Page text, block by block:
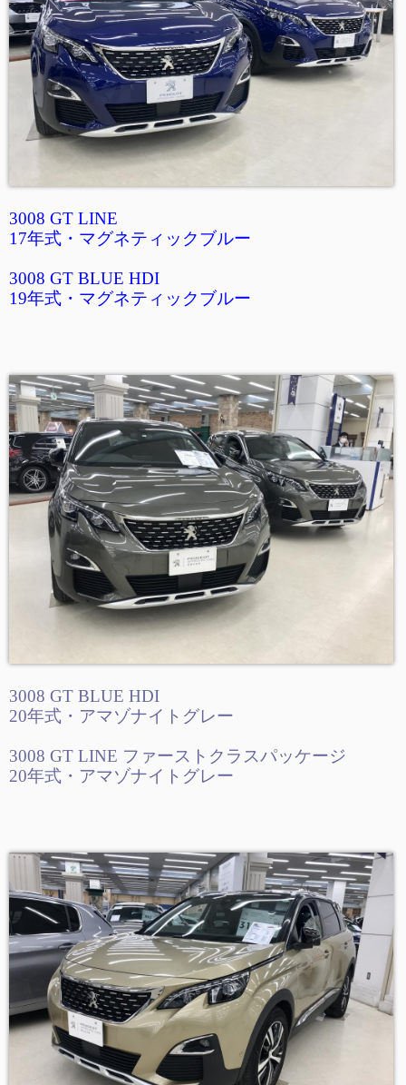
3008 GT LINE
17年式・マグネティックブルー
3008 GT BLUE HDI
19年式・マグネティックブルー
3008 GT BLUE HDI
20年式・アマゾナイトグレー
3008 GT LINE ファーストクラスパッケージ
20年式・アマゾナイトグレー